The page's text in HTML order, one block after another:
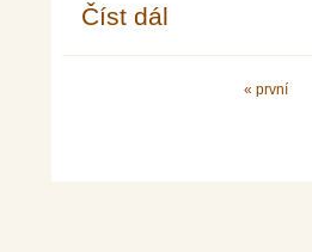
Číst dál
« první